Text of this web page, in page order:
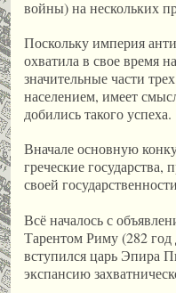
войны) на нескольких
Поскольку империя
охватила в свое время
значительные части
населением, имеет
добились такого успеха.
Вначале основную
греческие государства,
своей
Всё началось с
Тарентом Риму (282
вступился царь Эпира
экспансию